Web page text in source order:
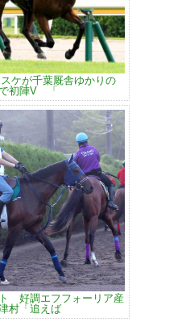
ケが千葉厩舎ゆかりの
初陣V 「
ト 好調エフフォーリア産
村「追えば